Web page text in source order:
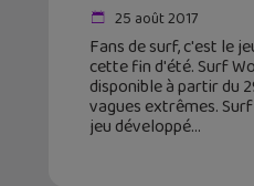
25 août 2017
Fans de surf, c'est le
cette fin d'été. Surf
disponible à partir du
vagues extrêmes.
jeu développé